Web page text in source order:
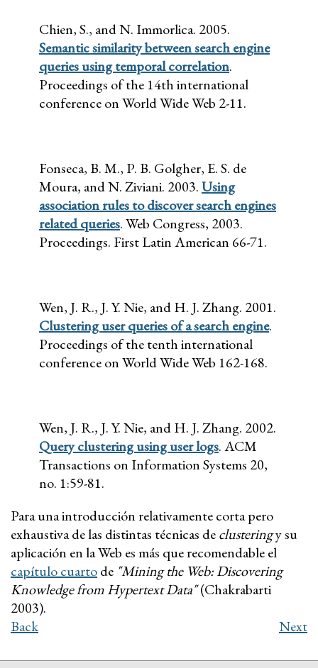
Chien, S., and N. Immorlica. 2005.
Semantic similarity between search engine
queries using temporal correlation.
Proceedings of the 14th international
conference on World Wide Web 2-11.
Fonseca, B. M., P. B. Golgher, E. S. de
Moura, and N. Ziviani. 2003.Using
association rules to discover search engines
related queries. Web Congress, 2003.
Proceedings. First Latin American 66-71.
Wen, J. R., J. Y. Nie, and H. J. Zhang. 2001.
Clustering user queries of a search engine.
Proceedings of the tenth international
conference on World Wide Web 162-168.
Wen, J. R., J. Y. Nie, and H. J. Zhang. 2002.
Query clustering using user logs. ACM
Transactions on Information Systems 20,
no. 1:59-81.
Para una introducción relativamente corta pero
exhaustiva de las distintas técnicas declusteringy su
aplicación en la Web es más que recomendable el
capítulo cuartode "Mining the Web: Discovering
Knowledge from Hypertext Data"(Chakrabarti
2003).
Back
Next